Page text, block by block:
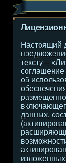
Настоящий
тексту –
соглашение
об
данных,